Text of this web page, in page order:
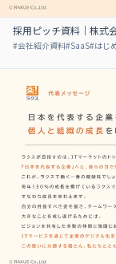
採用ピッチ資料｜株式
#会社紹介資料#SaaS#はじ